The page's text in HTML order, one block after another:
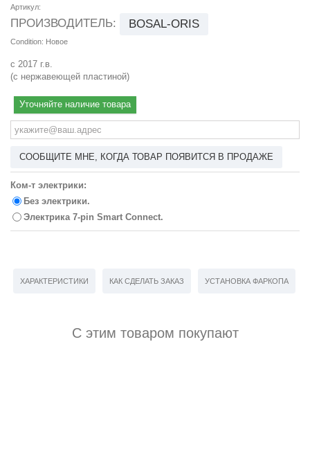
Артикул:
ПРОИЗВОДИТЕЛЬ: BOSAL-ORIS
Condition: Новое
с 2017 г.в.
(с нержавеющей пластиной)
Уточняйте наличие товара
СООБЩИТЕ МНЕ, КОГДА ТОВАР ПОЯВИТСЯ В ПРОДАЖЕ
Ком-т электрики:
Без электрики.
Электрика 7-pin Smart Connect.
ХАРАКТЕРИСТИКИ КАК СДЕЛАТЬ ЗАКАЗ УСТАНОВКА ФАРКОПА
С этим товаром покупают